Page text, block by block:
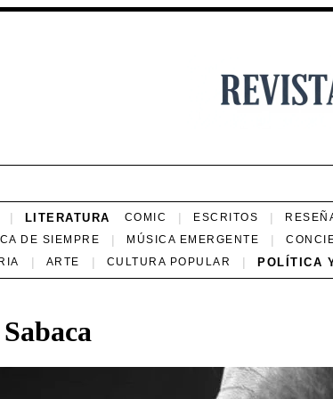
LITERATURA COMIC ESCRITOS
DE SIEMPRE MÚSICA EMERGENTE
ARTE CULTURA POPULAR POLÍTICA